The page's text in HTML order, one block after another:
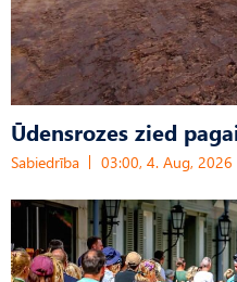
Ūdensrozes zied
Sabiedrība 03:00, 4. Aug, 2026